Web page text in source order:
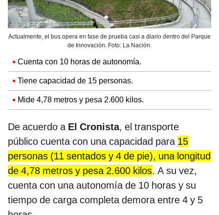
Actualmente, el bus opera en fase de prueba casi a diario dentro del Parque
de Innovación. Foto: La Nación.
Cuenta con 10 horas de autonomía.
Tiene capacidad de 15 personas.
Mide 4,78 metros y pesa 2.600 kilos.
De acuerdo a El Cronista, el transporte
público cuenta con una capacidad para 15
personas (11 sentados y 4 de pie), una longitud
de 4,78 metros y pesa 2.600 kilos. A su vez,
cuenta con una autonomía de 10 horas y su
tiempo de carga completa demora entre 4 y 5